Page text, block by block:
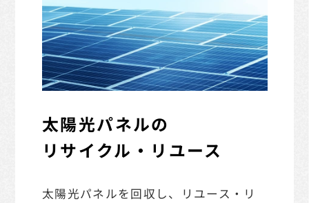
太陽光パネルの
リサイクル・リユース
太陽光パネルを回収し、リユース・リ